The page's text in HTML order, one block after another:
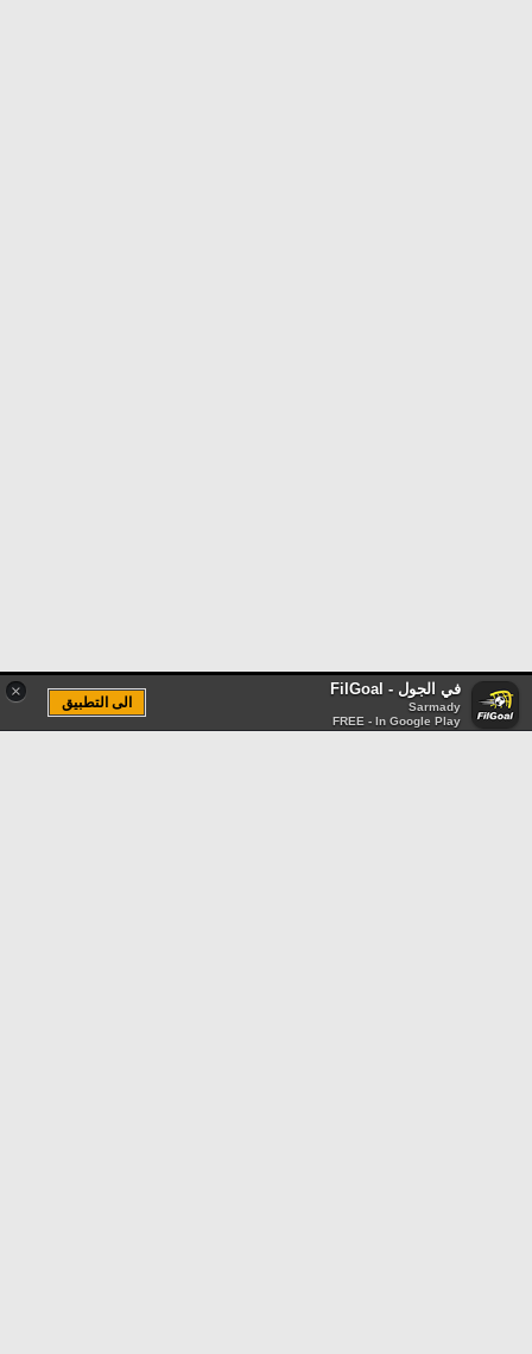
× في الجول - FilGoal
Sarmady
FREE - In Google Play
الى التطبيق